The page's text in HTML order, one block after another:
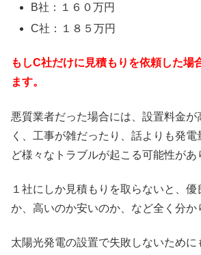
B社：１６０万円
C社：１８５万円
もしC社だけに見積もりを依頼した場
ます。
悪質業者だった場合には、設置料金が
く、工事が雑だったり、話よりも発
ど様々なトラブルが起こる可能性があ
１社にしか見積もりを取らないと、
か、高いのか安いのか、など全く分か
太陽光発電の設置で失敗しないため